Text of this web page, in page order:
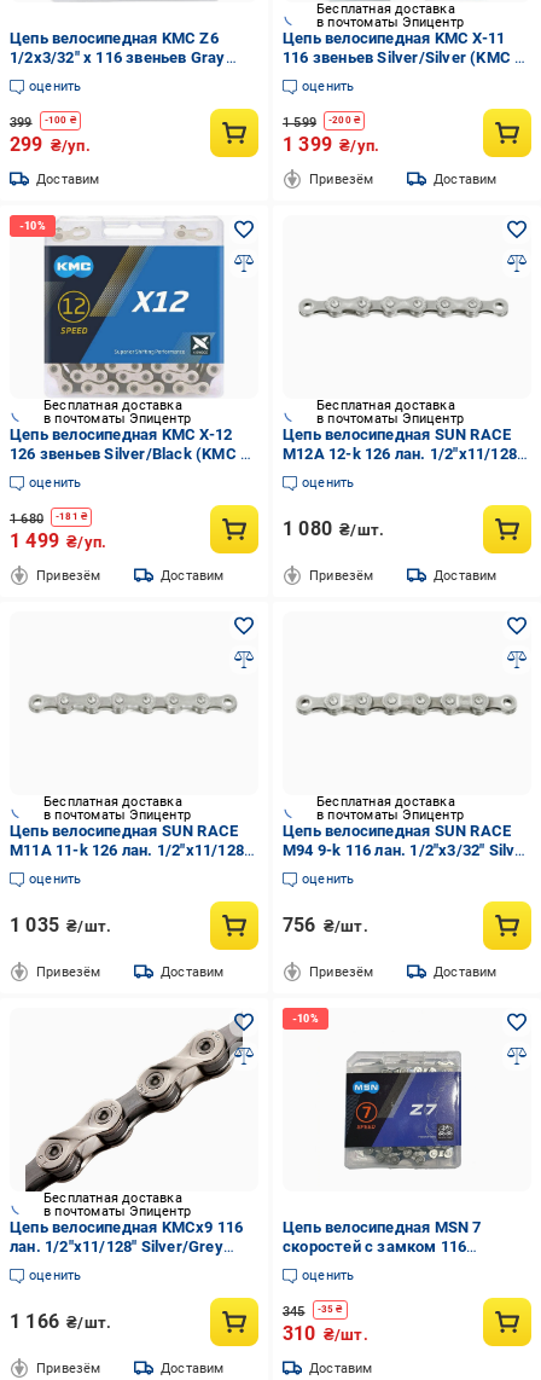
Цепь велосипедная KMC Z6
1/2x3/32" x 116 звеньев Gray
(34983683)
оценить
399 -100 ₴
299 ₴/уп.
Доставим
Бесплатная доставка
в почтоматы Эпицентр
Цепь велосипедная KMC X-11
116 звеньев Silver/Silver (KMC X-
11 116)
оценить
1 599 -200₴
1 399 ₴/уп.
Привезём Доставим
Бесплатная доставка
в почтоматы Эпицентр
Цепь велосипедная KMC X-12
126 звеньев Silver/Black (KMC X-
12 )
оценить
1 680 -181 ₴
1 499 ₴/уп.
Привезём Доставим
Бесплатная доставка
в почтоматы Эпицентр
Цепь велосипедная SUN RACE
M12A 12-k 126 лан. 1/2"x11/128"
Silver (CHA-25-98)
оценить
1 080 ₴/шт.
Привезём Доставим
Бесплатная доставка
в почтоматы Эпицентр
Цепь велосипедная SUN RACE
M11A 11-k 126 лан. 1/2"x11/128"
Silver (CHA-95-60)
оценить
1 035 ₴/шт.
Привезём Доставим
Бесплатная доставка
в почтоматы Эпицентр
Цепь велосипедная SUN RACE
M94 9-k 116 лан. 1/2"x3/32" Silver
(CHA-88-57)
оценить
756 ₴/шт.
Привезём Доставим
Бесплатная доставка
в почтоматы Эпицентр
Цепь велосипедная KMCx9 116
лан. 1/2"x11/128" Silver/Grey
(CHA-12-02-50)
оценить
1 166 ₴/шт.
Привезём Доставим
Цепь велосипедная MSN 7
скоростей с замком 116
звеньев (XZ-AFT-249)
оценить
345 -35 ₴
310 ₴/шт.
Доставим